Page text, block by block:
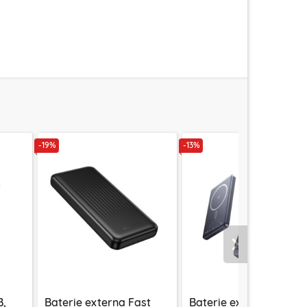
-19%
Baterie externa Fast
-13%
Baterie externa